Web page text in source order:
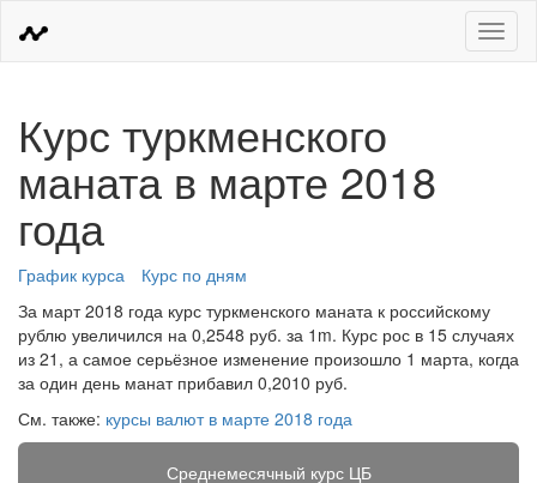
Меню
Курс туркменского
маната в марте 2018
года
График курса
Курс по дням
За март 2018 года курс туркменского маната к российскому
рублю увеличился на 0,2548 руб. за 1m. Курс рос в 15 случаях
из 21, а самое серьёзное изменение произошло 1 марта, когда
за один день манат прибавил 0,2010 руб.
См. также: курсы валют в марте 2018 года
Среднемесячный курс ЦБ